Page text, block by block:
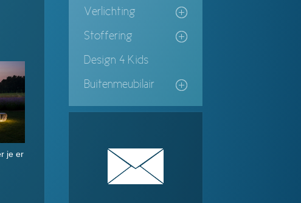
je er
Verlichting
Stoffering
Design 4 Kids
Buitenmeubilair